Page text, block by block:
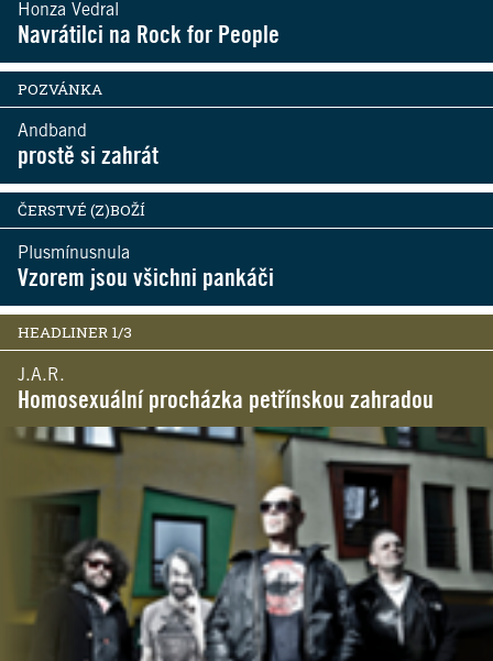
Honza Vedral
Navrátilci na Rock for People
POZVÁNKA
Andband
prostě si zahrát
ČERSTVÉ (Z)BOŽÍ
Plusmínusnula
Vzorem jsou všichni pankáči
HEADLINER 1/3
J.A.R.
Homosexuální procházka petřínskou zahradou